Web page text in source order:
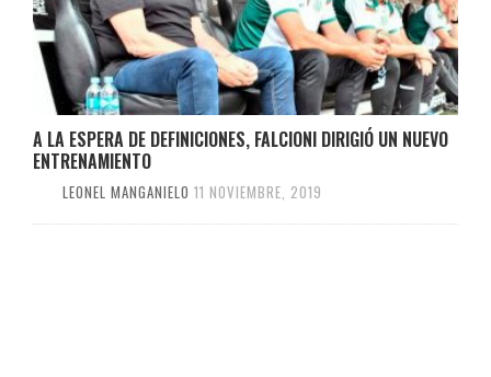
A LA ESPERA DE DEFINICIONES, FALCIONI DIRIGIÓ UN NUEVO
ENTRENAMIENTO
LEONEL MANGANIELO 11 NOVIEMBRE, 2019